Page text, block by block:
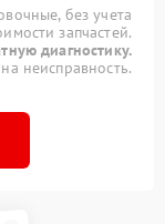
без учета
запчастей.
диагностику.
неисправность.